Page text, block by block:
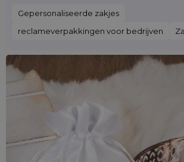
Gepersonaliseerde zakjes
reclameverpakkingen voor bedrijven